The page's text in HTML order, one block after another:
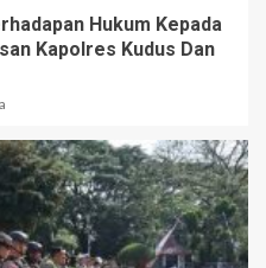
Hukum Kepada
Kapolres Kudus Dan